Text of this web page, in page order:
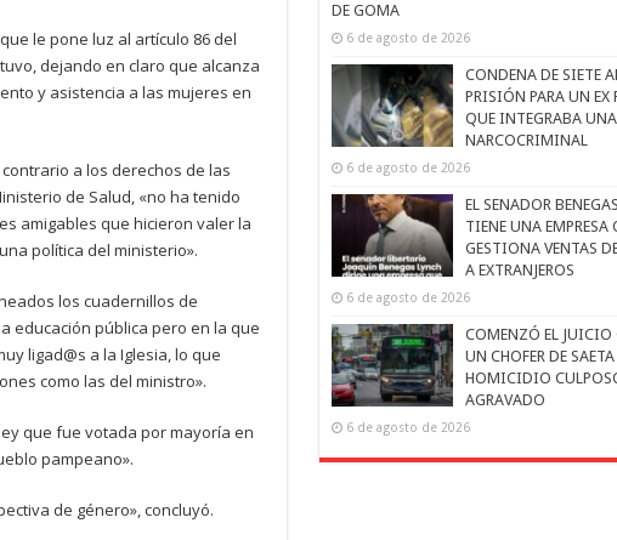
le pone luz al artículo 86 del
dejando en claro que alcanza
y asistencia a las mujeres en
a los derechos de las
de Salud, «no ha tenido
amigables que hicieron valer la
política del ministerio».
los cuadernillos de
educación pública pero en la que
ligad@s a la Iglesia, lo que
como las del ministro».
que fue votada por mayoría en
pampeano».
de género», concluyó.
DE GOMA
6 de agosto de 2026
CONDENA DE SIETE
PRISIÓN PARA UN EX
QUE INTEGRABA
NARCOCRIMINAL
6 de agosto de 2026
EL SENADOR
TIENE UNA EMPRESA
GESTIONA VENTAS
A EXTRANJEROS
6 de agosto de 2026
COMENZÓ EL JUICIO
UN CHOFER DE
HOMICIDIO
AGRAVADO
6 de agosto de 2026